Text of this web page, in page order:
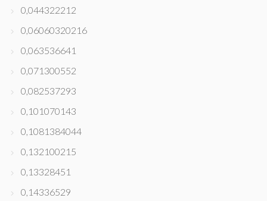
0,044322212
0,06060320216
0,063536641
0,071300552
0,082537293
0,101070143
0,1081384044
0,132100215
0,13328451
0,14336529